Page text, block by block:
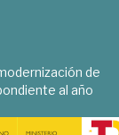
de
al año